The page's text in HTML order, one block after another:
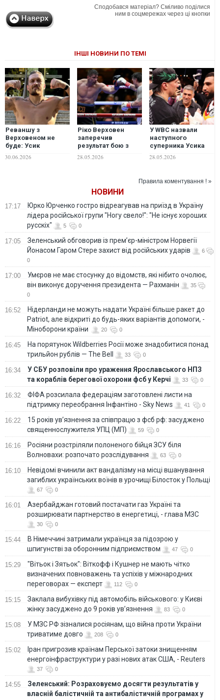
Сподобався матеріал? Сміливо поділися
ним в соцмережах через ці кнопки
ІНШІ НОВИНИ ПО ТЕМІ
Реваншу з
Верховеном не
буде: Усик
двома
30.06.2026
Ріко Верховен
заперечив
результат бою з
Усиком і зажадав
28.05.2026
У WBC назвали
наступного
суперника Усика
Верховеном
28.05.2026
Правила коментування ! »
НОВИНИ
17:17
Юрко Юрченко гостро відреагував на приїзд в Україну
лідера російської групи "Ногу свело!": "Не існує хороших
русскіх"
5 0
17:05
Зеленський обговорив із прем’єр-міністром Норвегії
Йонасом Гаром Стере захист від російських ударів
6
0
17:00
Умєров не має стосунку до відомств, які нібито очолює,
він виконує доручення президента — Рахманін
35
0
16:52
Нідерланди не можуть надати Україні більше ракет до
Patriot, але відкриті до будь-яких варіантів допомоги, -
Міноборони країни
20 0
16:45
На порятунок Wildberries Росії може знадобитися понад
трильйон рублів — The Bell
33 0
16:34
У СБУ розповіли про ураження Ярославського НПЗ
та кораблів берегової охорони фсб у Керчі
33 0
16:32
ФІФА розсилала федераціям заготовлені листи на
підтримку переобрання Інфантіно - Sky News
41 0
16:22
15 років ув’язнення за співпрацю з фсб рф: засуджено
священнослужителя УПЦ (МП)
59 0
16:16
Росіяни розстріляли полоненого бійця ЗСУ біля
Волновахи: розпочато розслідування
63 0
16:10
Невідомі вчинили акт вандалізму на місці вшанування
загиблих українських воїнів в урочищі Білосток у Польщі
67 0
16:01
Азербайджан готовий постачати газ Україні та
розширювати партнерство в енергетиці, - глава МЗС
30 0
15:44
В Німеччині затримали українця за підозрою у
шпигунстві за оборонним підприємством
47 0
15:29
"Вітьок і Зятьок": Віткофф і Кушнер не мають чітко
визначених повноважень та успіхів у міжнародних
переговорах — експерт
112 0
15:15
Заклала вибухівку під автомобіль військового: у Києві
жінку засуджено до 9 років ув’язнення
83 0
15:08
У МЗС РФ зізналися росіянам, що війна проти України
триватиме довго
208 0
15:02
Іран пригрозив країнам Перської затоки знищенням
енергоінфраструктури у разі нових атак США, - Reuters
37 0
14:55
Зеленський: Розраховуємо досягти результатів у
власній балістичній та антибалістичній програмах у